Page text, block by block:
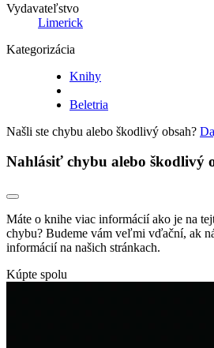
Vydavateľstvo
Limerick
Kategorizácia
Knihy
Beletria
Našli ste chybu alebo škodlivý obsah?
Nahlásiť chybu alebo škodlivý
Máte o knihe viac informácií ako je na
chybu? Budeme vám veľmi vďační, ak
informácií na našich stránkach.
Kúpte spolu